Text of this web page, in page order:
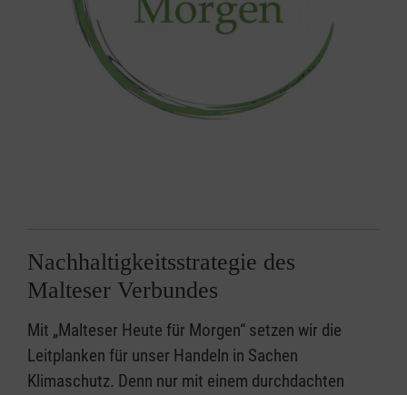
Nachhaltigkeitsstrategie des
Malteser Verbundes
Mit „Malteser Heute für Morgen“ setzen wir die
Leitplanken für unser Handeln in Sachen
Klimaschutz. Denn nur mit einem durchdachten